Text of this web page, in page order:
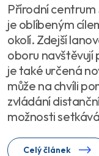
Přírodní
je oblíbeným
okolí. Zdejší
oboru navštěvují
je také určená
může na chvíli
zvládání
možnosti
Celý článek